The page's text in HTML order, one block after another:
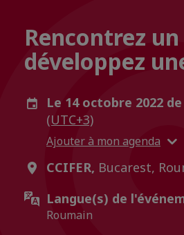
Rencontrez
développez
Le 14 octobre 2022
(UTC+3)
Ajouter à mon agenda
CCIFER, Bucarest,
Langue(s) de
Roumain